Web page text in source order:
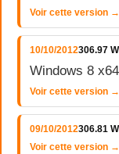
Voir cette version →
10/10/2012306.97
Windows 8
Voir cette version →
09/10/2012306.81
Voir cette version →